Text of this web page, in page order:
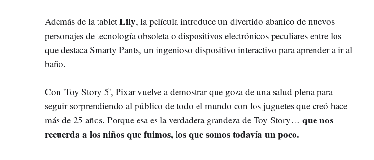
Además de la tablet Lily, la película introduce un divertido abanico de nuevos
personajes de tecnología obsoleta o dispositivos electrónicos peculiares entre los
que destaca Smarty Pants, un ingenioso dispositivo interactivo para aprender a ir al
baño.
Con 'Toy Story 5', Pixar vuelve a demostrar que goza de una salud plena para
seguir sorprendiendo al público de todo el mundo con los juguetes que creó hace
más de 25 años. Porque esa es la verdadera grandeza de Toy Story… quenos
recuerda a los niños que fuimos, los que somos todavía un poco.